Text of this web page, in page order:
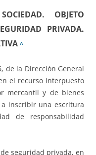
OBJETO
PRIVADA.
^
de la Dirección General
el recurso interpuesto
mercantil y de bienes
inscribir una escritura
de responsabilidad
seguridad privada, en